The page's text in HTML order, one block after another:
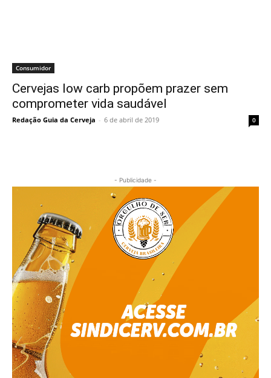
Consumidor
Cervejas low carb propõem prazer sem
comprometer vida saudável
Redação Guia da Cerveja - 6 de abril de 2019 0
- Publicidade -